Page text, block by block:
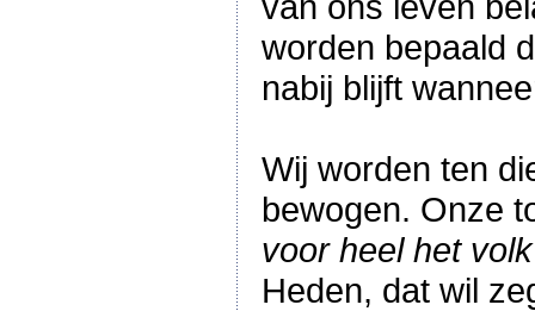
worden bepaald
nabij blijft
Wij worden ten
bewogen. Onze
voor heel het
Heden, dat wil